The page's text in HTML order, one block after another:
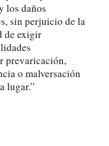
los daños
sin perjuicio de la
de exigir
prevaricación,
o malversación
lugar.”